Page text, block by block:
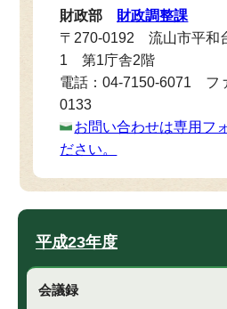
財政部 財政調整課
〒270-0192 流山市平和
1 第1庁舎2階
電話：04-7150-6071 フ
0133
お問い合わせは専用フ
ださい。
平成23年度
会議録